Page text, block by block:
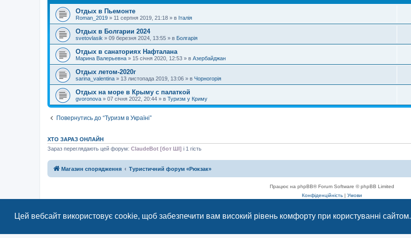
Цей вебсайт використовує cookie, щоб забезпечити вам високий рівень комфорту при користуванні сайтом.
Отдых в Пьемонте
Roman_2019 » 11 серпня 2019, 21:18 » в Італія
Отдых в Болгарии 2024
svetovlasik » 09 березня 2024, 13:55 » в Болгарія
Отдых в санаториях Нафталана
Марина Валерьевна » 15 січня 2020, 12:53 » в Азербайджан
Отдых летом-2020г
sarina_valentina » 13 листопада 2019, 13:06 » в Чорногорія
Отдых на море в Крыму с палаткой
gvoronova » 07 січня 2022, 20:44 » в Туризм у Криму
Повернутись до “Туризм в Україні”
ХТО ЗАРАЗ ОНЛАЙН
Зараз переглядають цей форум: ClaudeBot [бот ШІ] і 1 гість
Магазин спорядження Туристичний форум «Рюкзак»
Працює на phpBB® Forum Software © phpBB Limited
Конфіденційність | Умови